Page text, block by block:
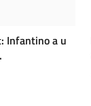
Infantino a u